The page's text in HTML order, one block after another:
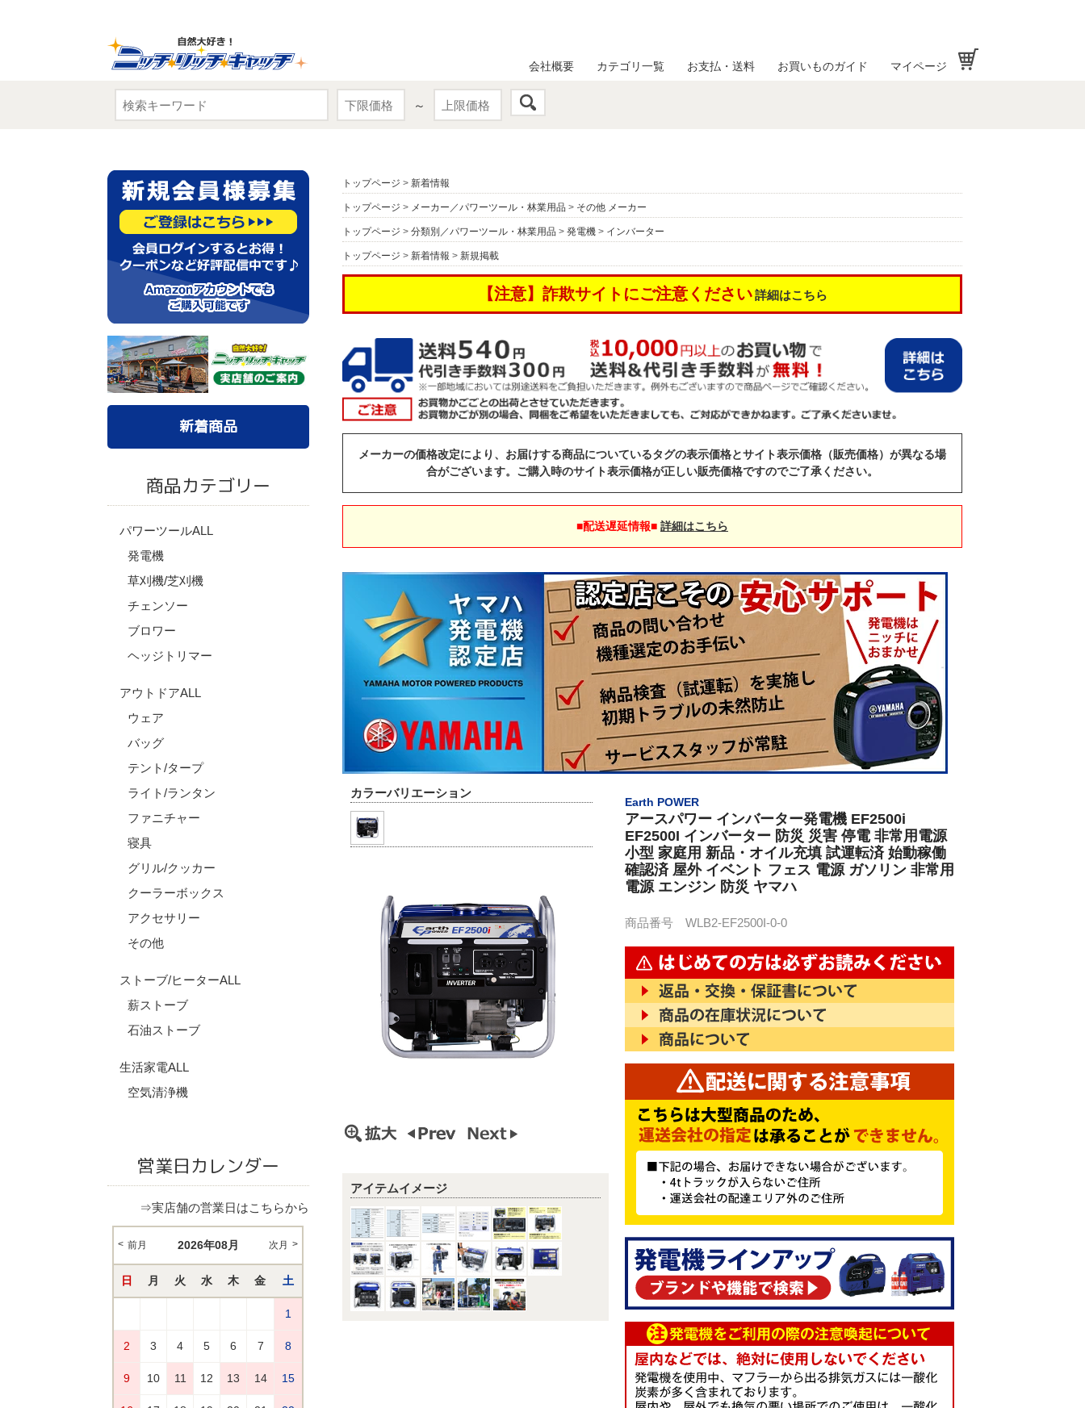
～
会社概要 カテゴリ一覧 お支払・送料 お買いものガイド マイページ
新着商品
商品カテゴリー
パワーツールALL
発電機
草刈機/芝刈機
チェンソー
ブロワー
ヘッジトリマー
アウトドアALL
ウェア
バッグ
テント/タープ
ライト/ランタン
ファニチャー
寝具
グリル/クッカー
クーラーボックス
アクセサリー
その他
ストーブ/ヒーターALL
薪ストーブ
石油ストーブ
生活家電ALL
空気清浄機
営業日カレンダー
⇒実店舗の営業日はこちらから
トップページ > 新着情報
トップページ > メーカー／パワーツール・林業用品 > その他 メーカー
トップページ > 分類別／パワーツール・林業用品 > 発電機 > インバーター
トップページ > 新着情報 > 新規掲載
【注意】詐欺サイトにご注意ください 詳細はこちら
メーカーの価格改定により、お届けする商品についているタグの表示価格とサイト表示価格（販売価格）が異なる場
合がございます。ご購入時のサイト表示価格が正しい販売価格ですのでご了承ください。
■配送遅延情報■ 詳細はこちら
Earth POWER
アースパワー インバーター発電機 EF2500i
EF2500I インバーター 防災 災害 停電 非常用電源
小型 家庭用 新品・オイル充填 試運転済 始動稼働
確認済 屋外 イベント フェス 電源 ガソリン 非常用
電源 エンジン 防災 ヤマハ
商品番号 WLB2-EF2500I-0-0
カラーバリエーション
アイテムイメージ